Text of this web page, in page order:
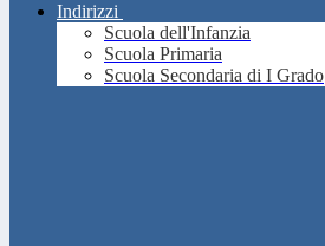
Indirizzi
Scuola dell'Infanzia
Scuola Primaria
Scuola Secondaria di I Grado